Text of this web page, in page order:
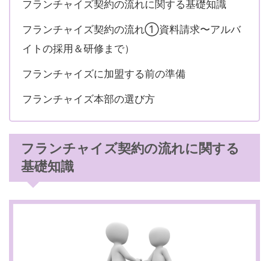
フランチャイズ契約の流れに関する基礎知識
フランチャイズ契約の流れ①資料請求〜アルバ
イトの採用＆研修まで）
フランチャイズに加盟する前の準備
フランチャイズ本部の選び方
フランチャイズ契約の流れに関する
基礎知識